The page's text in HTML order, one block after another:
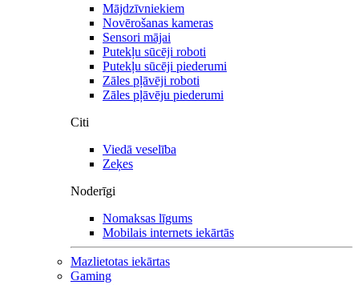
Mājdzīvniekiem
Novērošanas kameras
Sensori mājai
Putekļu sūcēji roboti
Putekļu sūcēji piederumi
Zāles pļāvēji roboti
Zāles pļāvēju piederumi
Citi
Viedā veselība
Zeķes
Noderīgi
Nomaksas līgums
Mobilais internets iekārtās
Mazlietotas iekārtas
Gaming